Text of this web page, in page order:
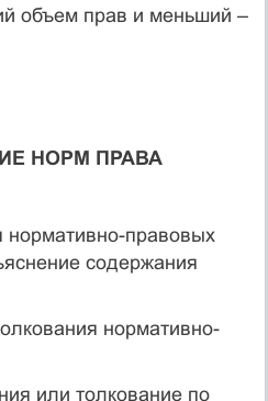
объем прав и меньший –
НОРМ ПРАВА
нормативно-правовых
содержания
нормативно-
или толкование по